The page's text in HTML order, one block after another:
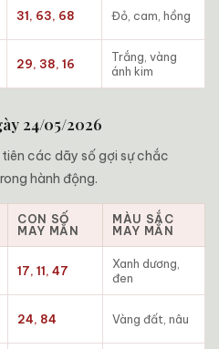
31, 63, 68 Đỏ, cam, hồng
29, 38, 16
Trắng, vàng
ánh kim
24/05/2026
các dãy số gợi sự chắc
hành động.
CON SỐ
MAY MẮN
MÀU SẮC
MAY MẮN
17, 11, 47
Xanh dương,
đen
24, 84 Vàng đất, nâu